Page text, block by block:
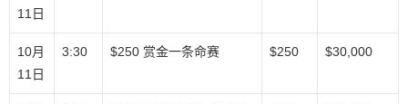
11日
10月
11日
3:30 $250 赏金一条命赛 $250 $30,000